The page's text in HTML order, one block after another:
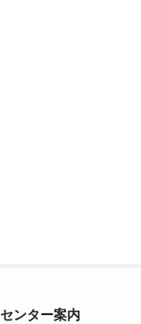
センター案内